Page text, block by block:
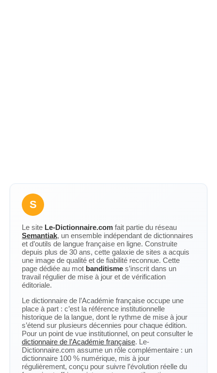
S
Le site Le-Dictionnaire.com fait partie du réseau
Semantiak, un ensemble indépendant de dictionnaires
et d’outils de langue française en ligne. Construite
depuis plus de 30 ans, cette galaxie de sites a acquis
une image de qualité et de fiabilité reconnue. Cette
page dédiée au mot banditisme s’inscrit dans un
travail régulier de mise à jour et de vérification
éditoriale.
Le dictionnaire de l’Académie française occupe une
place à part : c’est la référence institutionnelle
historique de la langue, dont le rythme de mise à jour
s’étend sur plusieurs décennies pour chaque édition.
Pour un point de vue institutionnel, on peut consulter le
dictionnaire de l’Académie française. Le-
Dictionnaire.com assume un rôle complémentaire : un
dictionnaire 100 % numérique, mis à jour
régulièrement, conçu pour suivre l’évolution réelle du